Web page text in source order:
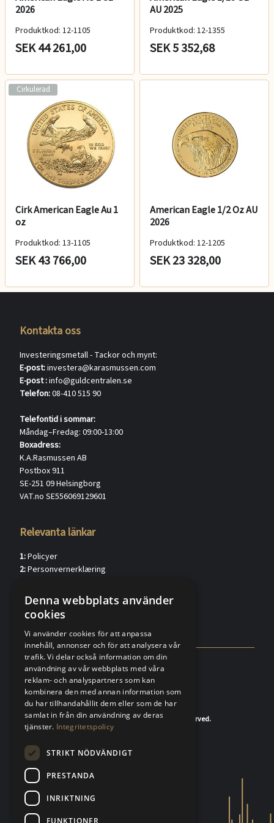
2026
Produktkod: 12-1105
SEK 44 261,00
AU 2025
Produktkod: 12-1355
SEK 5 352,68
Cirkulerad
Cirk American Eagle Au 1
oz
Produktkod: 13-1105
SEK 43 766,00
American Eagle 1/2 Oz AU
2026
Produktkod: 12-1205
SEK 23 328,00
Kontakta oss
Investeringsmetall - Tackor och mynt:
E-post:investera@karasmussen.com
E-post :info@guldcentralen.se
Telefon:08-410 515 90
Telefontid i sommar:
Måndag–Fredag: 09:00-13:00
Boxadress:
K.A.Rasmussen AB
Postbox 911
SE-251 09 Helsingborg
VAT.no SE556069129601
Relevanta länkar
1:Policyer
2:Personvernerklæring
4:Kundkännedom förtag (verified.eu)
5:Försäljningsvillkor
6:FAQ
© 2020-2026 K.A.Rasmussen. All rights reserved.
Denna webbplats använder
cookies
Vi använder cookies för att anpassa
innehåll, annonser och för att analysera vår
trafik. Vi delar också information om din
användning av vår webbplats med våra
reklam- och analyspartners som kan
kombinera den med annan information som
du har tillhandahållit dem eller som de har
samlat in från din användning av deras
tjänster. Integritetspolicy
STRIKT NÖDVÄNDIGT
PRESTANDA
INRIKTNING
FUNKTIONER